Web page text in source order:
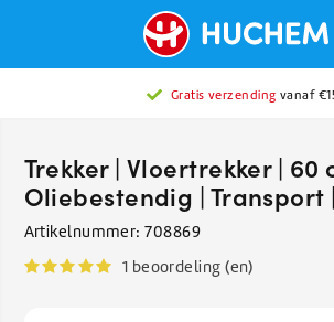
Gratis verzending vanaf
Trekker | Vloertrekker | 60
Oliebestendig | Transport
Artikelnummer: 708869
1 beoordeling (en)